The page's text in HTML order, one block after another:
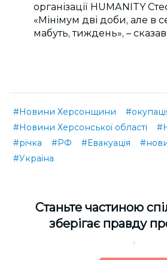
організації HUMANITY
«Мінімум дві доби, але в
мабуть, тиждень», – сказав
#Новини Херсонщини
#Новини Херсонської області
#річка
#РФ #Евакуація
#Україна
Cтаньте частиною
зберігає правду